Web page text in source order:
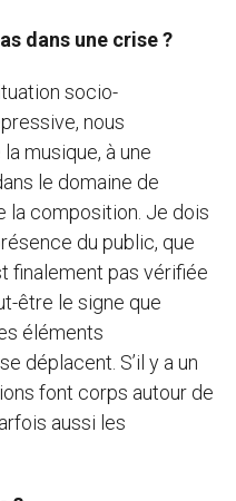
dans une crise ?
socio-
nous
musique, à une
le domaine de
la composition. Je dois
du public, que
finalement pas vérifiée
être le signe que
éléments
déplacent. S’il y a un
font corps autour de
aussi les